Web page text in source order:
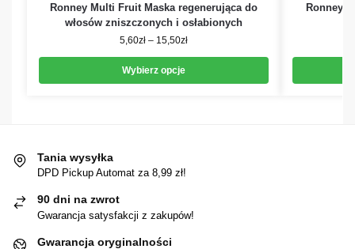
Ronney Multi Fruit Maska regenerująca do
włosów zniszczonych i osłabionych
5,60zł – 15,50zł
Wybierz opcje
Ronney
Tania wysyłka
DPD Pickup Automat za 8,99 zł!
90 dni na zwrot
Gwarancja satysfakcji z zakupów!
Gwarancja oryginalności